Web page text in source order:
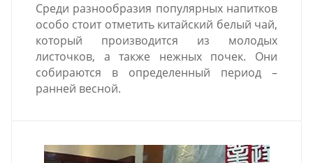
Среди разнообразия популярных напитков
особо стоит отметить китайский белый чай,
который производится из молодых
листочков, а также нежных почек. Они
собираются в определенный период –
ранней весной.